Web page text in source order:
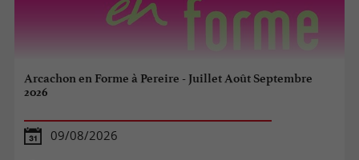
Arcachon en Forme à Pereire - Juillet Août Septembre
2026
09/08/2026